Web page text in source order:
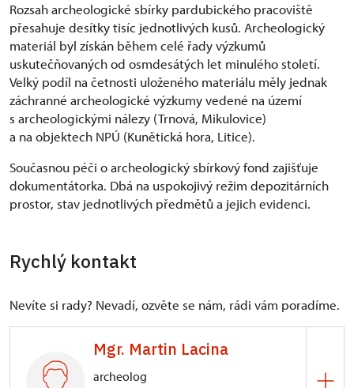
přinesl nové poznání nejstaršího vývoje Pardubic.
Rozsah archeologické sbírky pardubického pracoviště
přesahuje desítky tisíc jednotlivých kusů. Archeologický
materiál byl získán během celé řady výzkumů
uskutečňovaných od osmdesátých let minulého století.
Velký podíl na četnosti uloženého materiálu měly jednak
záchranné archeologické výzkumy vedené na území
s archeologickými nálezy (Trnová, Mikulovice)
a na objektech NPÚ (Kunětická hora, Litice).
Současnou péči o archeologický sbírkový fond zajišťuje
dokumentátorka. Dbá na uspokojivý režim depozitárních
prostor, stav jednotlivých předmětů a jejich evidenci.
Rychlý kontakt
Nevíte si rady? Nevadí, ozvěte se nám, rádi vám poradíme.
Mgr. Martin Lacina
archeolog